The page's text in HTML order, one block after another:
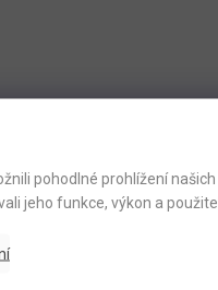
pohodlné prohlížení
jeho funkce, výkon a
pro podporu těla v
H5 – střední)